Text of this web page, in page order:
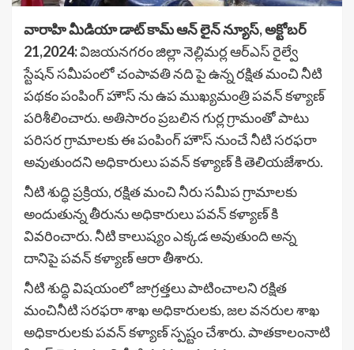
వారాహి మీడియా డాట్ కామ్ ఆన్ లైన్ న్యూస్, అక్టోబర్
21,2024:విజయనగరం జిల్లా నెల్లిమర్ల ఆర్ఎస్ రైల్వే
స్టేషన్ సమీపంలో చంపావతి నది పై ఉన్న రక్షిత మంచి నీటి
పథకం పంపింగ్ హౌస్ ను ఉప ముఖ్యమంత్రి పవన్ కళ్యాణ్
పరిశీలించారు. అతిసారం ప్రబలిన గుర్ల గ్రామంతో పాటు
పరిసర గ్రామాలకు ఈ పంపింగ్ హౌస్ నుంచే నీటి సరఫరా
అవుతుందని అధికారులు పవన్ కళ్యాణ్ కి తెలియజేశారు.
నీటి శుద్ధి ప్రక్రియ, రక్షిత మంచి నీరు సమీప గ్రామాలకు
అందుతున్న తీరును అధికారులు పవన్ కళ్యాణ్ కి
వివరించారు. నీటి కాలుష్యం ఎక్కడ అవుతుంది అన్న
దానిపై పవన్ కళ్యాణ్ ఆరా తీశారు.
నీటి శుద్ధి విషయంలో జాగ్రత్తలు పాటించాలని రక్షిత
మంచినీటి సరఫరా శాఖ అధికారులకు, జల వనరుల శాఖ
అధికారులకు పవన్ కళ్యాణ్ స్పష్టం చేశారు. పాతకాలంనాటి